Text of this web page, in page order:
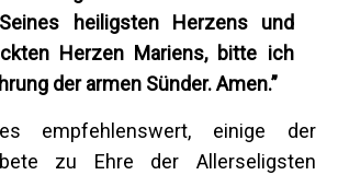
heiligsten Herzens und
Herzen Mariens, bitte ich
der armen Sünder. Amen.”
empfehlenswert, einige der
zu Ehre der Allerseligsten